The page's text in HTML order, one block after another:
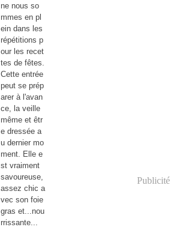
ne nous so
mmes en pl
ein dans les
répétitions p
our les recet
tes de fêtes.
Cette entrée
peut se prép
arer à l'avan
ce, la veille
même et êtr
e dressée a
u dernier mo
ment. Elle e
st vraiment
savoureuse,
assez chic a
vec son foie
gras et...nou
rrissante...
Publicité